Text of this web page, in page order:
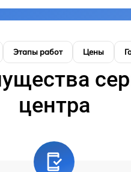
Этапы работ Цены
центра